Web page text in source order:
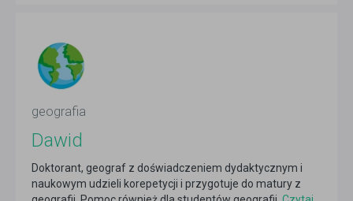
geografia
Dawid
Doktorant, geograf z doświadczeniem dydaktycznym i
naukowym udzieli korepetycji i przygotuje do matury z